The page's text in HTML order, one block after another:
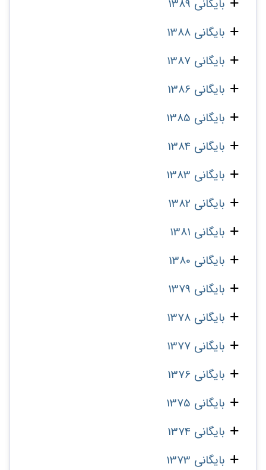
بایگانی 1389
بایگانی 1388
بایگانی 1387
بایگانی 1386
بایگانی 1385
بایگانی 1384
بایگانی 1383
بایگانی 1382
بایگانی 1381
بایگانی 1380
بایگانی 1379
بایگانی 1378
بایگانی 1377
بایگانی 1376
بایگانی 1375
بایگانی 1374
بایگانی 1373